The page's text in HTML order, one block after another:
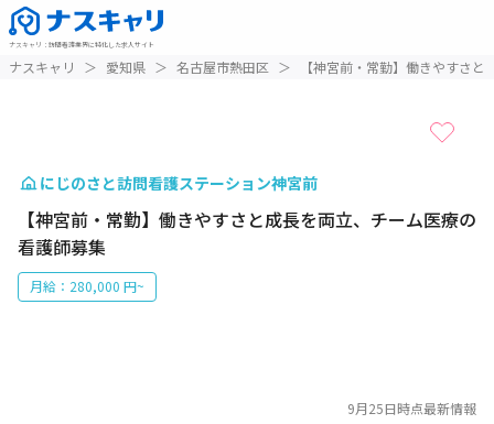
ナスキャリ ： 訪問看護業界に特化した求人サイト
ナスキャリ ＞ 愛知県 ＞ 名古屋市熱田区 ＞ 【神宮前・常勤】働きやすさ
にじのさと訪問看護ステーション神宮前
【神宮前・常勤】働きやすさと成長を両立、チーム医療の
看護師募集
月給：280,000 円~
9月25日時点最新情報